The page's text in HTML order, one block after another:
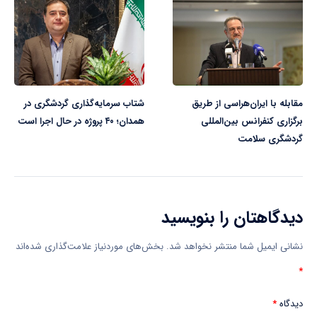
مقابله با ایران‌هراسی از طریق
برگزاری کنفرانس بین‌المللی
گردشگری سلامت
شتاب سرمایه‌گذاری گردشگری در
همدان؛ ۴۰ پروژه در حال اجرا است
دیدگاهتان را بنویسید
نشانی ایمیل شما منتشر نخواهد شد. بخش‌های موردنیاز علامت‌گذاری شده‌اند
*
دیدگاه*